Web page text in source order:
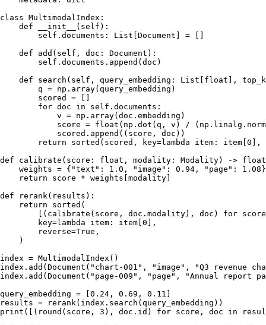
class MultimodalIndex :
def
__init__ ( self ):
self .documents: List [Document] = []
def
add ( self, doc: Document ):
self .documents.append(doc)
def
search ( self, query_embedding: List float ],
        q = np.array(query_embedding)
        scored = []
for doc in self .documents:
            v = np.array(doc.embedding)
            score =
float (np.dot(q, v) /
            scored.append((score, doc))
return
sorted (scored, key=lambda item: item[ 0 ],
def
calibrate ( score: float , modality: Modality) -> float
    weights = {
"text" : 1.0 , "image" : 0.94 , "page" : 1.08 }
return score * weights[modality]
def
rerank( results ):
return
sorted (
        [(calibrate(score, doc.modality), doc)
for
        key=
lambda item: item[ 0 ],
        reverse=
True ,
    )
index = MultimodalIndex()
index.add(Document( "chart-001" , "image" ,
"Q3 revenue
index.add(Document( "page-009" , "page" ,
"Annual report
query_embedding = [ 0.24 , 0.69 , 0.11
print ([( round (score, 3 ), doc. id ) for score, doc in